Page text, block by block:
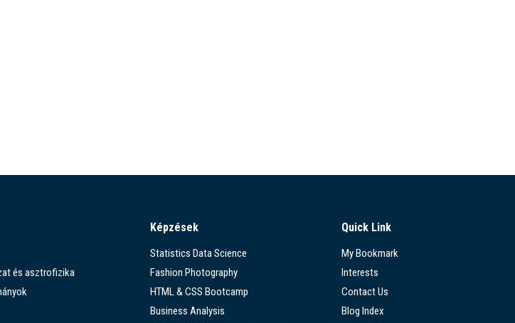
és asztrofizika
Képzések
Statistics Data Science
Fashion Photography
HTML & CSS Bootcamp
Business Analysis
Quick Link
My Bookmark
Interests
Contact Us
Blog Index